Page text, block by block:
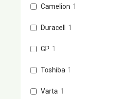
Camelion 1
Duracell 1
GP 1
Toshiba 1
Varta 1